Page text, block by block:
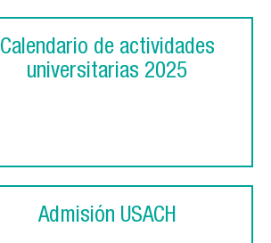
Calendario de actividades
universitarias 2025
Admisión USACH